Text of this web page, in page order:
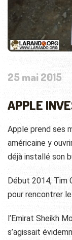
25 mai 2015
APPLE
Apple prend ses
américaine y
déjà installé son
Début 2014, Tim
pour rencontrer
l’Emirat Sheikh
s’agissait